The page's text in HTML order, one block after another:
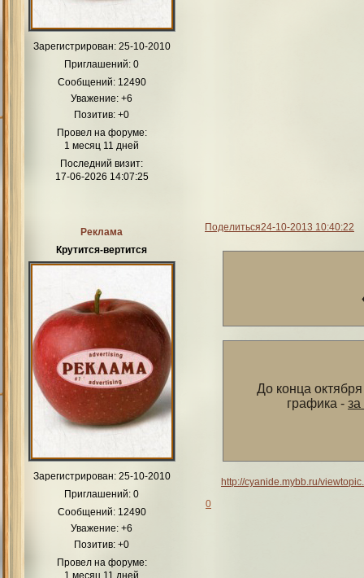
Зарегистрирован: 25-10-2010
Приглашений: 0
Сообщений:12490
Уважение: +6
Позитив: +0
Провел на форуме:
1 месяц 11 дней
Последний визит:
17-06-2026 14:07:25
Поделиться24-10-2013 10:40:22
Реклама
Крутится-вертится
Зарегистрирован: 25-10-2010
Приглашений: 0
Сообщений:12490
Уважение: +6
Позитив: +0
Провел на форуме:
До конца
графика -
http://cyanide.mybb.ru/
0